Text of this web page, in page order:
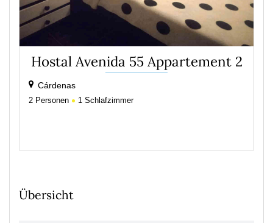
Hostal Avenida 55 Appartement 2
Cárdenas
2 Personen 1 Schlafzimmer
Übersicht